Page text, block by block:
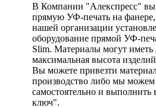
В Компании "Алекспресс" вы
прямую УФ-печать на
нашей организации
оборудование прямой УФ-
Slim. Материалы могут иметь
максимальная высота
Вы можете привезти
производство либо мы можем
самостоятельно и выполнить
ключ".